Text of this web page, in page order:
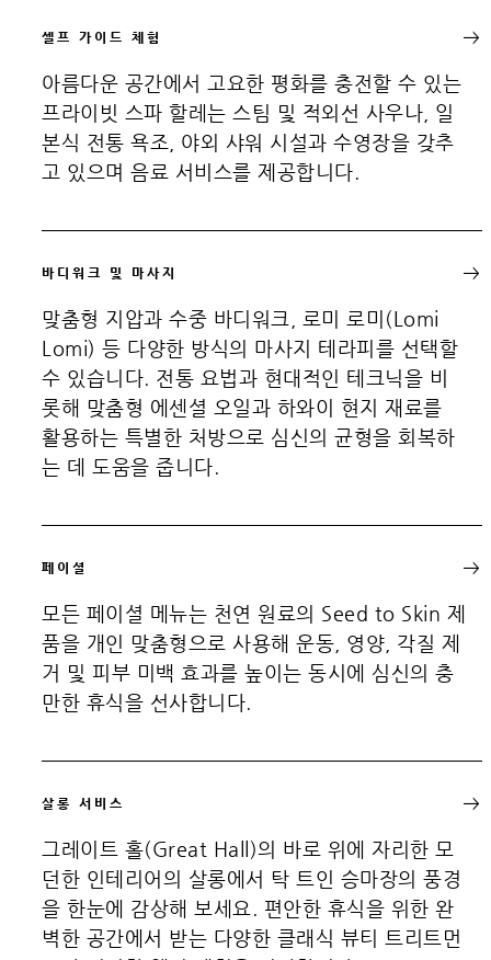
셀프 가이드 체험
아름다운 공간에서 고요한 평화를 충전할 수 있는
프라이빗 스파 할레는 스팀 및 적외선 사우나, 일
본식 전통 욕조, 야외 샤워 시설과 수영장을 갖추
고 있으며 음료 서비스를 제공합니다.
바디워크 및 마사지
맞춤형 지압과 수중 바디워크, 로미 로미(Lomi
Lomi) 등 다양한 방식의 마사지 테라피를 선택할
수 있습니다. 전통 요법과 현대적인 테크닉을 비
롯해 맞춤형 에센셜 오일과 하와이 현지 재료를
활용하는 특별한 처방으로 심신의 균형을 회복하
는 데 도움을 줍니다.
페이셜
모든 페이셜 메뉴는 천연 원료의 Seed to Skin 제
품을 개인 맞춤형으로 사용해 운동, 영양, 각질 제
거 및 피부 미백 효과를 높이는 동시에 심신의 충
만한 휴식을 선사합니다.
살롱 서비스
그레이트 홀(Great Hall)의 바로 위에 자리한 모
던한 인테리어의 살롱에서 탁 트인 승마장의 풍경
을 한눈에 감상해 보세요. 편안한 휴식을 위한 완
벽한 공간에서 받는 다양한 클래식 뷰티 트리트먼